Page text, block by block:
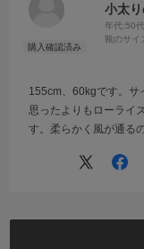
小太
年代:50代
靴のサイ
155cm、60kgです。サ
思ったよりもローライ
す。柔らかく風が通る